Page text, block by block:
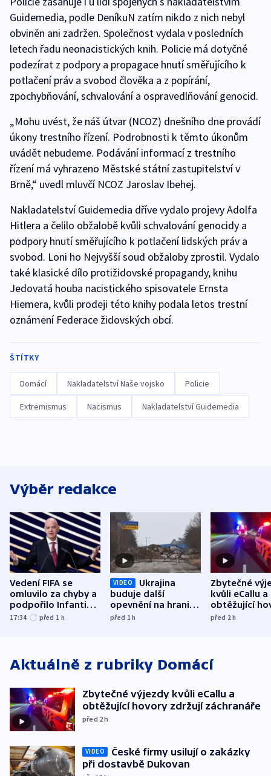
Guidemedia, podle DeníkuN zatím nikdo z nich nebyl
obviněn ani zadržen. Společnost vydala v posledních
letech řadu neonacistických knih. Policie má dotyčné
podezírat z podpory a propagace hnutí směřujícího k
potlačení práv a svobod člověka a z popírání,
zpochybňování, schvalování a ospravedlňování genocid.
„Mohu uvést, že náš útvar (NCOZ) dnešního dne provádí
úkony trestního řízení. Podrobnosti k těmto úkonům
uvádět nebudeme. Podávání informací z trestního
řízení má vyhrazeno Městské státní zastupitelství v
Brně,“ uvedl mluvčí NCOZ Jaroslav Ibehej.
Nakladatelství Guidemedia dříve vydalo projevy Adolfa
Hitlera a čelilo obžalobě kvůli schvalování genocidy a
podpory hnutí směřujícího k potlačení lidských práv a
svobod. Loni ho Nejvyšší soud obžaloby zprostil. Vydalo
také klasické dílo protižidovské propagandy, knihu
Jedovatá houba nacistického spisovatele Ernsta
Hiemera, kvůli prodeji této knihy podala letos trestní
oznámení Federace židovských obcí.
ŠTÍTKY
Domácí Nakladatelství Naše vojsko Policie
Extremismus Nacismus Nakladatelství Guidemedia
Výběr redakce
Vedení FIFA se
omluvilo za chyby a
podpořilo Infantina.
UEFA trvá na
17:34 před 1 h
VIDEO
Ukrajina
buduje další
opevnění na hranici
s Běloruskem
před 1h
Zbytečné
kvůli eCallu a
obtěžující
zdržují
před 2h
Aktuálně z rubriky Domácí
Zbytečné výjezdy kvůli eCallu a
obtěžující hovory zdržují záchranáře
před 2h
VIDEO
České firmy usilují o zakázky
při dostavbě Dukovan